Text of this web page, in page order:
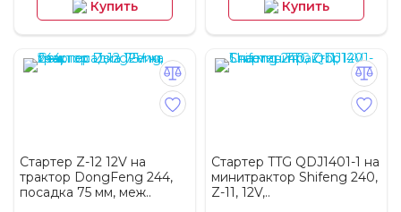
Купить Купить
Стартер Z-12 12V на
трактор DongFeng 244,
посадка 75 мм, меж..
Стартер TTG QDJ1401-1 на
минитрактор Shifeng 240,
Z-11, 12V,..